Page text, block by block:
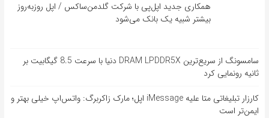
همکاری جدید اپل‌پی با شرکت گلدمن‌ساکس / اپل روزبه‌روز
بیشتر شبیه یک بانک می‌شود
سامسونگ از سریع‌ترین DRAM LPDDR5X دنیا با سرعت 8.5 گیگابیت بر
ثانیه رونمایی کرد
کارزار تبلیغاتی متا علیه iMessage اپل؛ مارک زاکربرگ: واتس‌اپ خیلی بهتر و
ایمن‌تر است